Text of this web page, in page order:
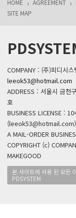
HOME AGREEMENT
SITE MAP
COMPANY : (주)피디시
leeok53@hotmail.com
ADDRESS : 서울시 금천
호
BUSINESS LICENSE :
(leeok53@hotmail.com)
A MAIL-ORDER
COPYRIGHT (c)
MAKEGOOD
본 사이트에 사용 된 모든
PDSYSTEM